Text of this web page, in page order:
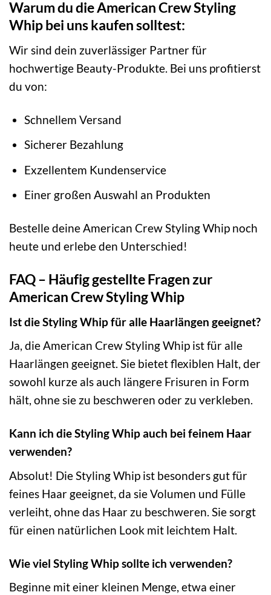
Warum du die American Crew Styling
Whip bei uns kaufen solltest:
Wir sind dein zuverlässiger Partner für
hochwertige Beauty-Produkte. Bei uns profitierst
du von:
Schnellem Versand
Sicherer Bezahlung
Exzellentem Kundenservice
Einer großen Auswahl an Produkten
Bestelle deine American Crew Styling Whip noch
heute und erlebe den Unterschied!
FAQ – Häufig gestellte Fragen zur
American Crew Styling Whip
Ist die Styling Whip für alle Haarlängen geeignet?
Ja, die American Crew Styling Whip ist für alle
Haarlängen geeignet. Sie bietet flexiblen Halt, der
sowohl kurze als auch längere Frisuren in Form
hält, ohne sie zu beschweren oder zu verkleben.
Kann ich die Styling Whip auch bei feinem Haar
verwenden?
Absolut! Die Styling Whip ist besonders gut für
feines Haar geeignet, da sie Volumen und Fülle
verleiht, ohne das Haar zu beschweren. Sie sorgt
für einen natürlichen Look mit leichtem Halt.
Wie viel Styling Whip sollte ich verwenden?
Beginne mit einer kleinen Menge, etwa einer